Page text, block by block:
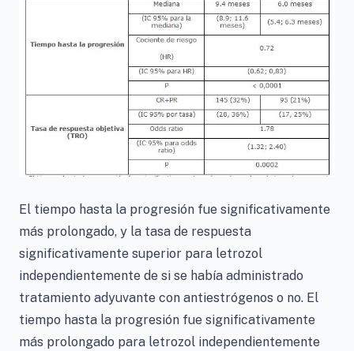
El tiempo hasta la progresión fue significativamente
más prolongado, y la tasa de respuesta
significativamente superior para letrozol
independientemente de si se había administrado
tratamiento adyuvante con antiestrógenos o no. El
tiempo hasta la progresión fue significativamente
más prolongado para letrozol independientemente